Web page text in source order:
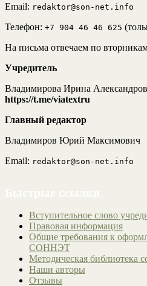
Email: redaktor@son-net.info
Телефон: +7 904 46 46 625
На письма отвечаем по
Учредитель
Владимирова Ирина
https://t.me/viatextru
Главный редактор
Владимиров Юрий Максимович
Email: redaktor@son-net.info
Вступительное слово
Правовая информация
Общие требования к
СОННЭТ
Методическая библиотека
Наши авторы
Отзывы